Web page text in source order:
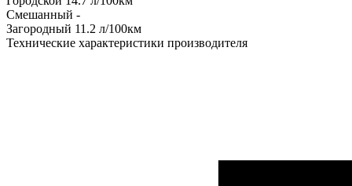
Смешанный -
Загородный 11.2 л/100км
Технические характеристики производителя